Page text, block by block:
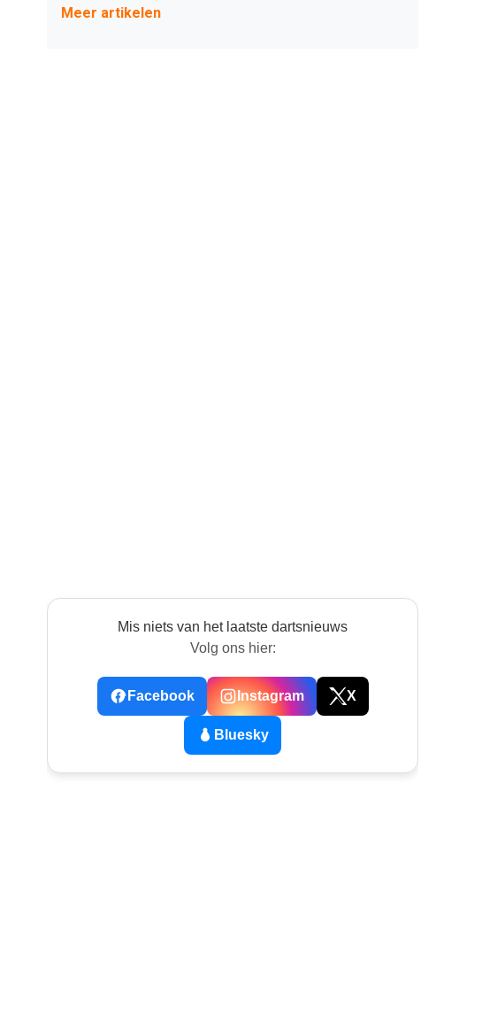
Meer artikelen
Mis niets van het laatste dartsnieuws
Volg ons hier:
Facebook Instagram X
Bluesky